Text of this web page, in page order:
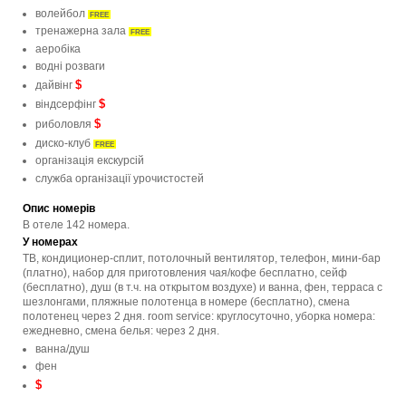
волейбол FREE
тренажерна зала FREE
аеробіка
водні розваги
дайвінг $
віндсерфінг $
риболовля $
диско-клуб FREE
організація екскурсій
служба організації урочистостей
Опис номерів
В отеле 142 номера.
У номерах
ТВ, кондиционер-сплит, потолочный вентилятор, телефон, мини-бар
(платно), набор для приготовления чая/кофе бесплатно, сейф
(бесплатно), душ (в т.ч. на открытом воздухе) и ванна, фен, терраса с
шезлонгами, пляжные полотенца в номере (бесплатно), смена
полотенец через 2 дня. room service: круглосуточно, уборка номера:
ежедневно, смена белья: через 2 дня.
ванна/душ
фен
$